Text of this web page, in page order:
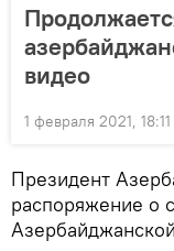
видео
1 февраля 2021, 18:11
Президент
распоряжение о